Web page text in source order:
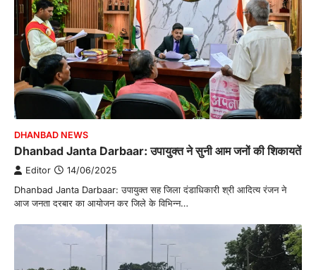
DHANBAD NEWS
Dhanbad Janta Darbaar: उपायुक्त ने सुनी आम जनों की शिकायतें
Editor 14/06/2025
Dhanbad Janta Darbaar: उपायुक्त सह जिला दंडाधिकारी श्री आदित्य रंजन ने
आज जनता दरबार का आयोजन कर जिले के विभिन्न…